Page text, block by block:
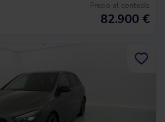
Precio al contado
82.900 €